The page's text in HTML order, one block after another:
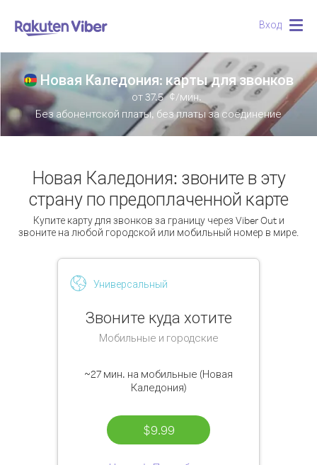
Вход
Новая Каледония: карты для звонков
от37.5 ¢/мин.
Без абонентской платы, без платы за соединение
Новая Каледония: звоните в эту
страну по предоплаченной карте
Купите карту для звонков за границу через Viber Out и
звоните на любой городской или мобильный номер в мире.
Универсальный
Звоните куда хотите
Мобильные и городские
~27 мин. на мобильные (Новая
Каледония)
$9.99